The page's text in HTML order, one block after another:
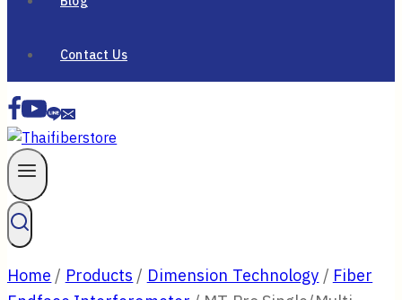
Contact Us
Home / Products / Dimension Technology / Fiber